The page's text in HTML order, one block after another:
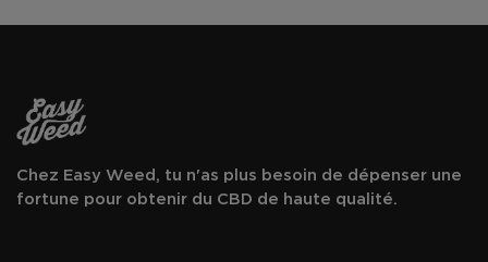
Chez Easy Weed, tu n'as plus besoin de dépenser une
fortune pour obtenir du CBD de haute qualité.